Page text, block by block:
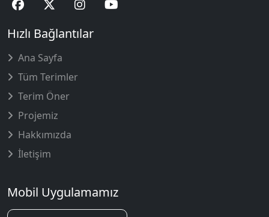
Hızlı Bağlantılar
Ana Sayfa
Tüm Terimler
Terim Öner
Projemiz
Hakkımızda
İletişim
Mobil Uygulamamız